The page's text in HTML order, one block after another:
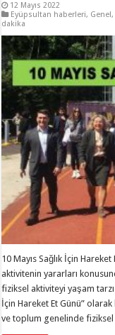
12 Mayıs 2022
Eyüpsultan haberleri, Genel,
dakika
10 Mayıs Sağlık İçin
aktivitenin yararları
fiziksel aktiviteyi yaşam
İçin Hareket Et Günü”
ve toplum genelinde fiziksel